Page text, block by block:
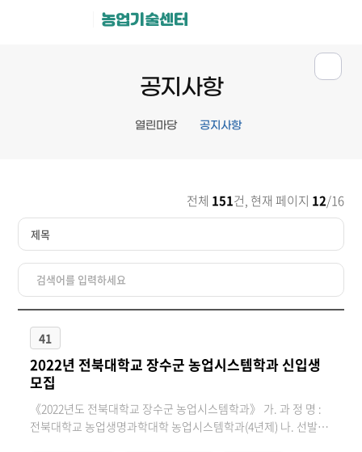
농업기술센터
공지사항
열린마당 공지사항
전체 151건, 현재 페이지 12/16
41
2022년 전북대학교 장수군 농업시스템학과 신입생
모집
《2022년도 전북대학교 장수군 농업시스템학과》 가. 과 정 명 :
전북대학교 농업생명과학대학 농업시스템학과(4년제) 나. 선발인